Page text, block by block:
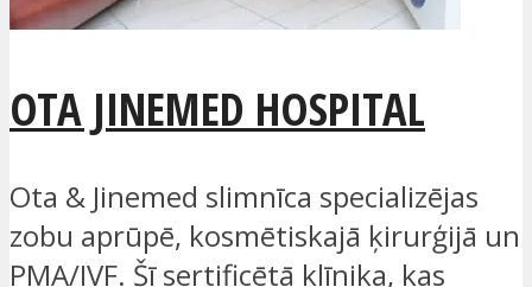
OTA JINEMED HOSPITAL
Ota & Jinemed slimnīca specializējas
zobu aprūpē, kosmētiskajā ķirurģijā un
PMA/IVF. Šī sertificētā klīnika, kas